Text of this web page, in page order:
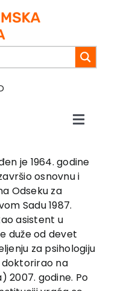
Toggle
je 1964. godine
osnovnu i
Odseku za
Sadu 1987.
asistent u
duže od devet
za psihologiju
na
2007. godine. Po